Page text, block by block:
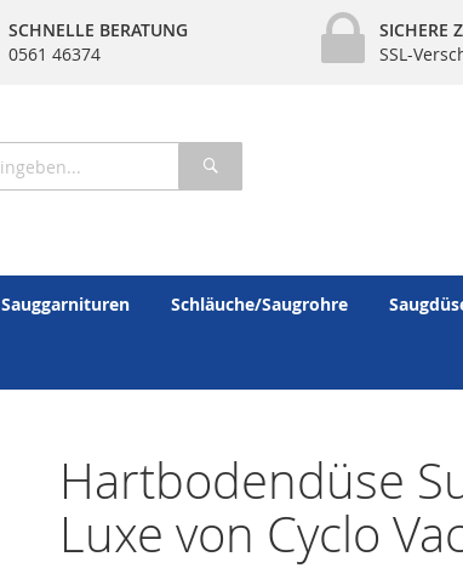
SCHNELLE BERATUNG
0561 46374
SICHERE
SSL-
Sauggarnituren Schläuche/Saugrohre
Hartbodendüse
Luxe von Cyclo